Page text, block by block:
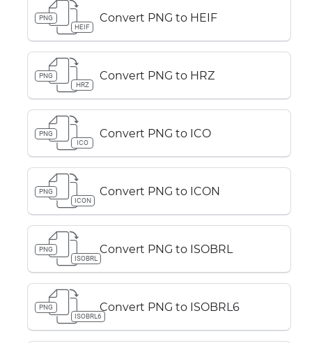
PNG
HEIF
Convert PNG to HEIF
PNG
HRZ
Convert PNG to HRZ
PNG
ICO
Convert PNG to ICO
PNG
ICON
Convert PNG to ICON
PNG
ISOBRL
Convert PNG to ISOBRL
PNG
ISOBRL6
Convert PNG to ISOBRL6